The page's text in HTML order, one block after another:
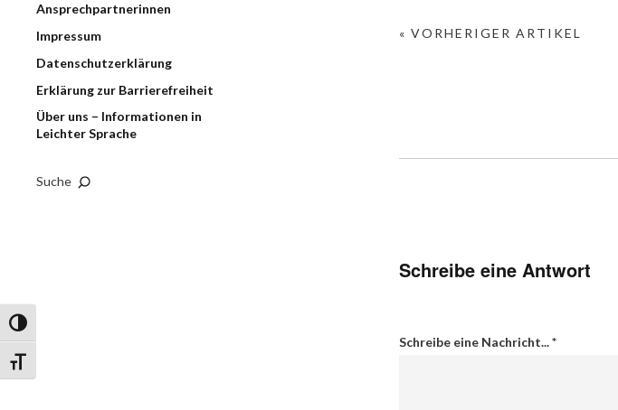
Umschalten auf hohe Kontraste
Schrift vergrößern
Ansprechpartnerinnen
Impressum
Datenschutzerklärung
Erklärung zur Barrierefreiheit
Über uns – Informationen in
Leichter Sprache
Suche
« VORHERIGER ARTIKEL
Schreibe eine Antwort
Schreibe eine Nachricht...*